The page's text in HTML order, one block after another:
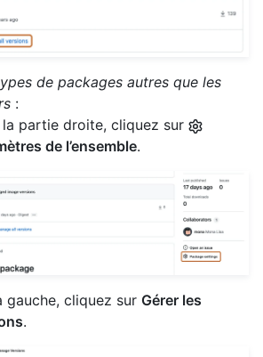
de packages autres que les
:
la partie droite, cliquez sur
de l’ensemble.
gauche, cliquez sur Gérer les
.